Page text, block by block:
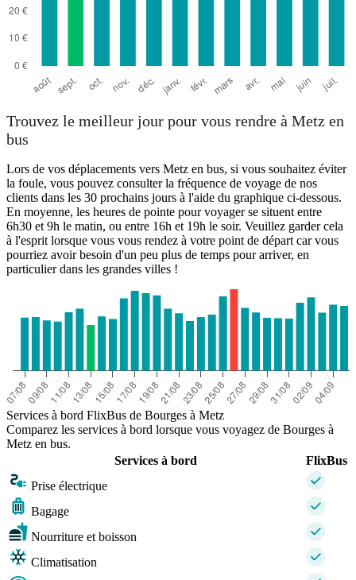
Trouvez le meilleur jour pour vous rendre à Metz en
bus
Lors de vos déplacements vers Metz en bus, si vous souhaitez éviter
la foule, vous pouvez consulter la fréquence de voyage de nos
clients dans les 30 prochains jours à l'aide du graphique ci-dessous.
En moyenne, les heures de pointe pour voyager se situent entre
6h30 et 9h le matin, ou entre 16h et 19h le soir. Veuillez garder cela
à l'esprit lorsque vous vous rendez à votre point de départ car vous
pourriez avoir besoin d'un peu plus de temps pour arriver, en
particulier dans les grandes villes !
Services à bord FlixBus de Bourges à Metz
Comparez les services à bord lorsque vous voyagez de Bourges à
Metz en bus.
Services à bord
FlixBus
Prise électrique
Bagage
Nourriture et boisson
Climatisation